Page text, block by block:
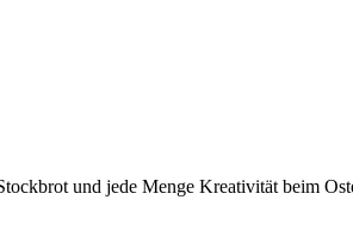
und jede Menge Kreativität beim